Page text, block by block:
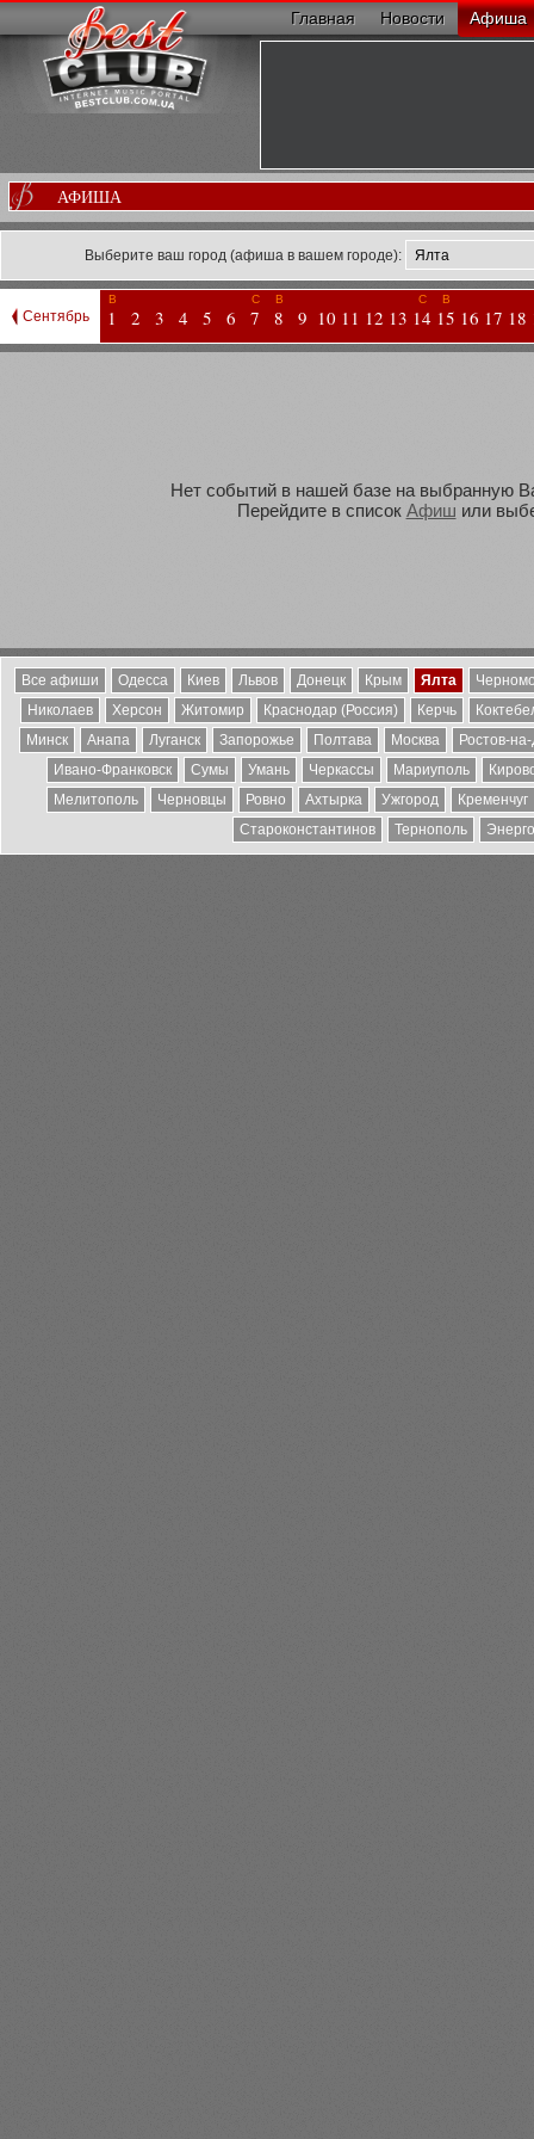
Главная Новости Афиша
АФИША
Выберите ваш город (афиша в вашем городе):
Сентябрь
В
1 2 3 4 5 6
С
7
В
8 9 10 11 12 13
С
14
В
15 16 17 18
Нет событий в нашей базе на выбранную
Перейдите в список Афиш или
Все афиши Одесса Киев Львов Донецк Крым Ялта
Николаев
Херсон Житомир Краснодар (Россия) Керчь
Минск
Анапа Луганск Запорожье Полтава Москва
Ростов-
Ивано-Франковск
Сумы Умань Черкассы Мариуполь
Мелитополь
Черновцы Ровно Ахтырка Ужгород
Кременчуг
Староконстантинов
Тернополь